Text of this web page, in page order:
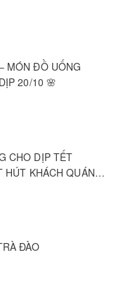
MÓN ĐỒ UỐNG
20/10 🌸
CHO DỊP TẾT
HÚT KHÁCH QUÁN
ĐÀO